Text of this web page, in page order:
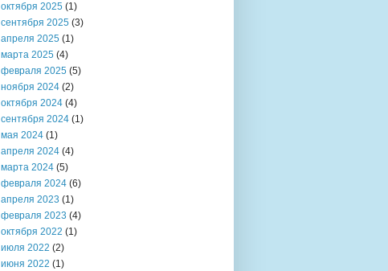
октября 2025 (1)
сентября 2025 (3)
апреля 2025 (1)
марта 2025 (4)
февраля 2025 (5)
ноября 2024 (2)
октября 2024 (4)
сентября 2024 (1)
мая 2024 (1)
апреля 2024 (4)
марта 2024 (5)
февраля 2024 (6)
апреля 2023 (1)
февраля 2023 (4)
октября 2022 (1)
июля 2022 (2)
июня 2022 (1)